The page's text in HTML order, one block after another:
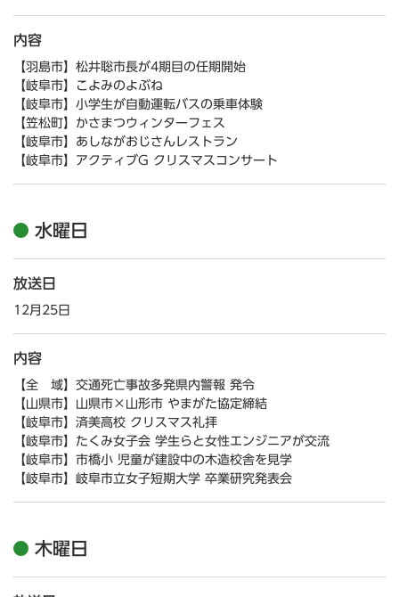
内容
【羽島市】松井聡市長が4期目の任期開始
【岐阜市】こよみのよぶね
【岐阜市】小学生が自動運転バスの乗車体験
【笠松町】かさまつウィンターフェス
【岐阜市】あしながおじさんレストラン
【岐阜市】アクティブG クリスマスコンサート
水曜日
放送日
12月25日
内容
【全 域】交通死亡事故多発県内警報 発令
【山県市】山県市×山形市 やまがた協定締結
【岐阜市】済美高校 クリスマス礼拝
【岐阜市】たくみ女子会 学生らと女性エンジニアが交流
【岐阜市】市橋小 児童が建設中の木造校舎を見学
【岐阜市】岐阜市立女子短期大学 卒業研究発表会
木曜日